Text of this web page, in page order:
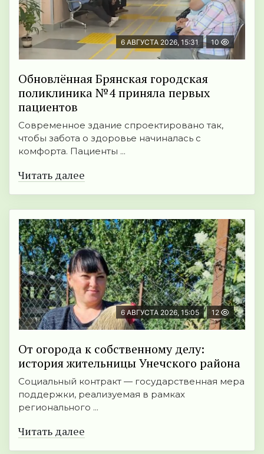
6 АВГУСТА 2026, 15:31 10
Обновлённая Брянская городская
поликлиника №4 приняла первых
пациентов
Современное здание спроектировано так,
чтобы забота о здоровье начиналась с
комфорта. Пациенты ...
Читать далее
6 АВГУСТА 2026, 15:05 12
От огорода к собственному делу:
история жительницы Унечского района
Социальный контракт — государственная мера
поддержки, реализуемая в рамках
регионального ...
Читать далее